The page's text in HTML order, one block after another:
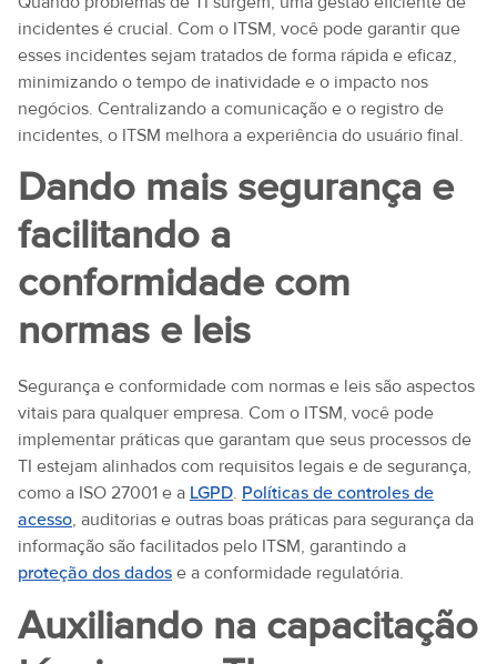
incidentes é crucial. Com o ITSM, você pode garantir que
esses incidentes sejam tratados de forma rápida e eficaz,
minimizando o tempo de inatividade e o impacto nos
negócios. Centralizando a comunicação e o registro de
incidentes, o ITSM melhora a experiência do usuário final.
Dando mais segurança e
facilitando a
conformidade com
normas e leis
Segurança e conformidade com normas e leis são aspectos
vitais para qualquer empresa. Com o ITSM, você pode
implementar práticas que garantam que seus processos de
TI estejam alinhados com requisitos legais e de segurança,
como a ISO 27001 e a LGPD. Políticas de controles de
acesso, auditorias e outras boas práticas para segurança da
informação são facilitados pelo ITSM, garantindo a
proteção dos dados e a conformidade regulatória.
Auxiliando na capacitação